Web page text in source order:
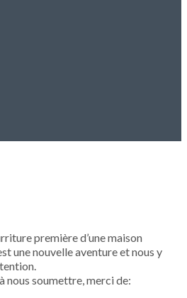
première d’une maison
une nouvelle aventure et nous y
nous soumettre, merci de: